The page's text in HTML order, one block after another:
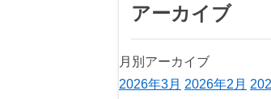
アーカイブ
月別アーカイブ
2026年3月 2026年2月